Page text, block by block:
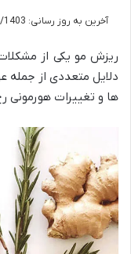
آخرین به روز رسانی: 08/07/1403
ریزش مو یکی از
دلایل متعددی از جمله
ها و تغییرات هورمونی